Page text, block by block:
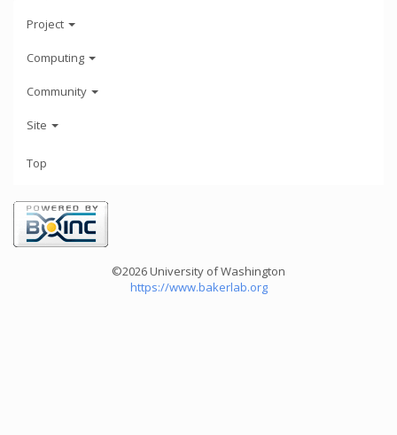
Project
Computing
Community
Site
Top
©2026 University of Washington
https://www.bakerlab.org